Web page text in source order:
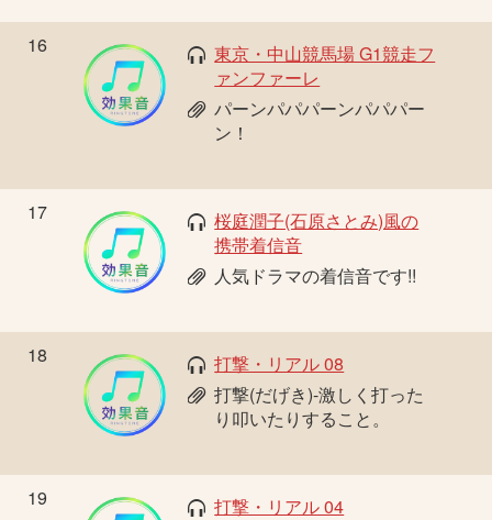
16
東京・中山競馬場 G1競走フ
ァンファーレ
パーンパパパーンパパパー
ン！
17
桜庭潤子(石原さとみ)風の
携帯着信音
人気ドラマの着信音です!!
18
打撃・リアル 08
打撃(だげき)-激しく打った
り叩いたりすること。
19
打撃・リアル 04